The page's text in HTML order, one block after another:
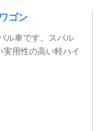
ゴン
ル車です。スバル
用性の高い軽ハイ